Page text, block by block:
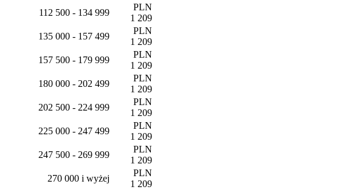
112 500 - 134 999
PLN
1 209
135 000 - 157 499
PLN
1 209
157 500 - 179 999
PLN
1 209
180 000 - 202 499
PLN
1 209
202 500 - 224 999
PLN
1 209
225 000 - 247 499
PLN
1 209
247 500 - 269 999
PLN
1 209
270 000 i wyżej
PLN
1 209